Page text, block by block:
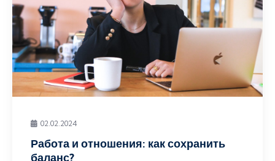
02.02.2024
Работа и отношения: как сохранить
баланс?